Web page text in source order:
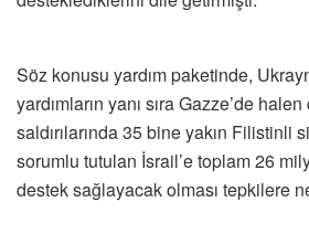
Söz konusu yardım paketinde,
yardımların yanı sıra Gazze’de
saldırılarında 35 bine yakın
sorumlu tutulan İsrail’e toplam 26
destek sağlayacak olması tepkilere